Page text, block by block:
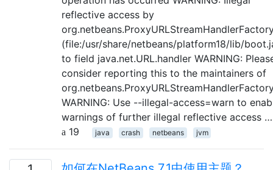
reflective access by
(file:/usr/share/netbeans/platform18/lib/
to field java.net.URL.handler WARNING:
consider reporting this to the maintainers of
WARNING: Use --illegal-access=warn to
warnings of further illegal reflective access …
19
java crash netbeans jvm